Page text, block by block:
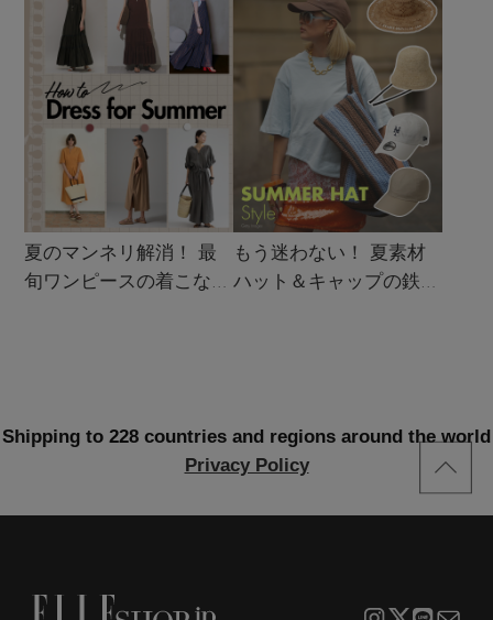
夏のマンネリ解消！ 最
旬ワンピースの着こなし
もう迷わない！ 夏素材
ハット＆キャップの鉄板
Shipping to 228 countries and regions around the world